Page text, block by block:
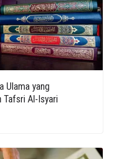
Ulama yang
Tafsri Al-Isyari